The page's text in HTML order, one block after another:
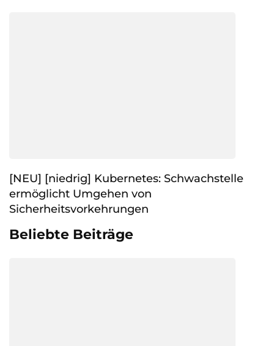
[NEU] [niedrig] Kubernetes: Schwachstelle
ermöglicht Umgehen von
Sicherheitsvorkehrungen
Beliebte Beiträge